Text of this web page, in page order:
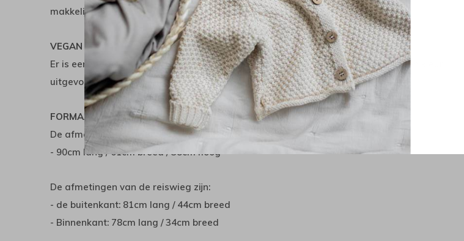
makkelijk te bedienen met de voet.
VEGAN
Er is een mogelijkheid om een vegan variant te bestellen. Per type wagen is er een kleur
uitgevoerd op een vegan manier.
FORMAAT EN GEWICHT:
De afmetingen van het onderstel zijn:
- 90cm lang / 61cm breed / 38cm hoog
De afmetingen van de reiswieg zijn:
- de buitenkant: 81cm lang / 44cm breed
- Binnenkant: 78cm lang / 34cm breed